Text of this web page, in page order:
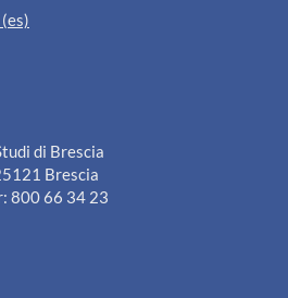
di Brescia
Brescia
800 66 34 23